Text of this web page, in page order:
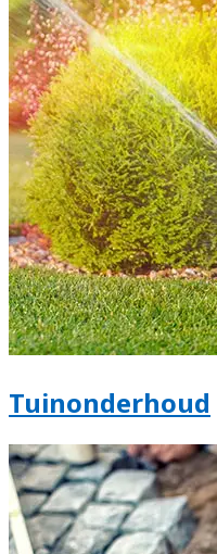
Tuinonderhoud